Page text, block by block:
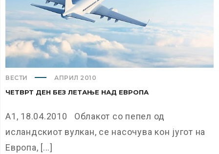
ВЕСТИ АПРИЛ 2010
ЧЕТВРТ ДЕН БЕЗ ЛЕТАЊЕ НАД ЕВРОПА
А1, 18.04.2010 Облакот со пепел од
исландскиот вулкан, се насочува кон југот на
Европа, [...]